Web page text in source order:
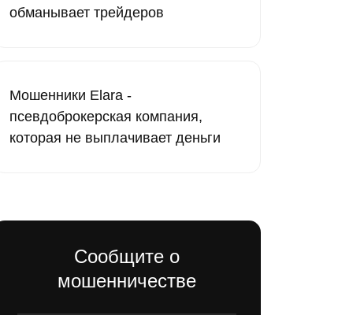
обманывает трейдеров
Мошенники Elara -
псевдоброкерская компания,
которая не выплачивает деньги
Сообщите о
мошенничестве